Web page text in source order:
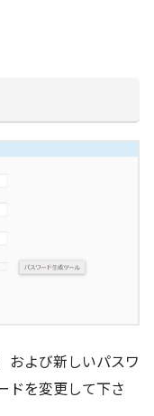
および新しいパスワ
ドを変更して下さ